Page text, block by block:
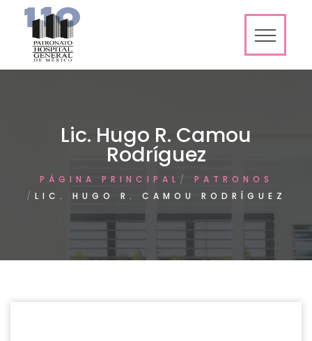
Lic. Hugo R. Camou
Rodríguez
PÁGINA PRINCIPAL
PATRONOS
LIC. HUGO R. CAMOU RODRÍGUEZ